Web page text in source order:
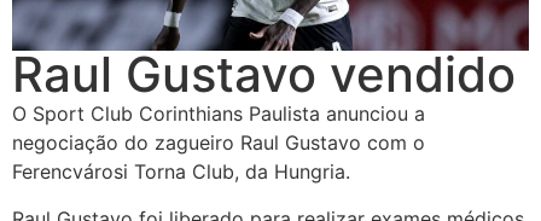
Raul Gustavo vendido
O Sport Club Corinthians Paulista anunciou a
negociação do zagueiro Raul Gustavo com o
Ferencvárosi Torna Club, da Hungria.